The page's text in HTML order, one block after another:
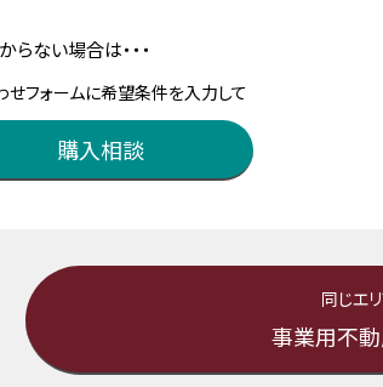
ない場合は・・・
せフォームに希望条件を入力して
購入相談
同じエ
事業用不